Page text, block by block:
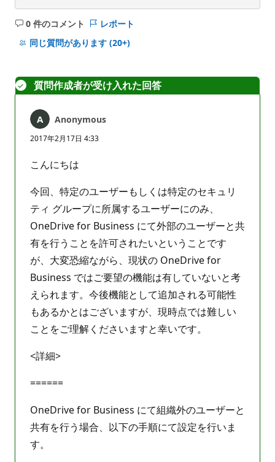
0 件のコメント
コ
メ
は
あ
ま
ん
レポート
同じ質問があります (20+)
質問作成者が受け入れた回答
Anonymous
2017年2月17日 4:33
こんにちは
今回、特定のユーザーもしくは特定のセキュリ
ティ グループに所属するユーザーにのみ、
OneDrive for Business にて外部のユーザーと共
有を行うことを許可されたいということです
が、大変恐縮ながら、現状の OneDrive for
Business ではご要望の機能は有していないと考
えられます。今後機能として追加される可能性
もあるかとはございますが、現時点では難しい
ことをご理解くださいますと幸いです。
<詳細>
======
OneDrive for Business にて組織外のユーザーと
共有を行う場合、以下の手順にて設定を行いま
す。